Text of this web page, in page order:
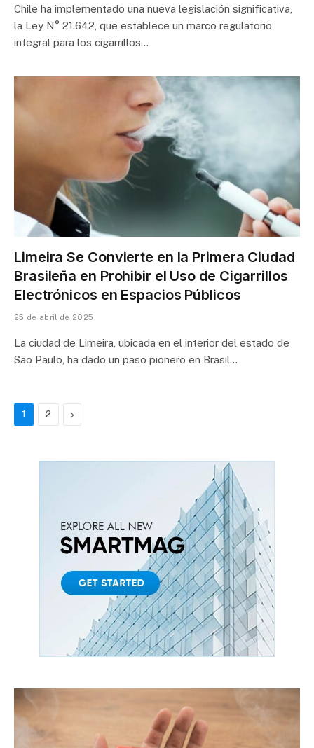
Chile ha implementado una nueva legislación significativa,
la Ley N° 21.642, que establece un marco regulatorio
integral para los cigarrillos…
Limeira Se Convierte en la Primera Ciudad
Brasileña en Prohibir el Uso de Cigarrillos
Electrónicos en Espacios Públicos
25 de abril de 2025
La ciudad de Limeira, ubicada en el interior del estado de
São Paulo, ha dado un paso pionero en Brasil…
1 2 Next